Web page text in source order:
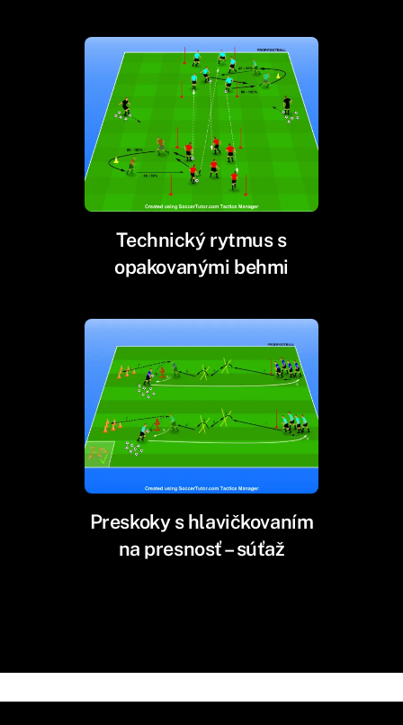
Technický rytmus s
opakovanými behmi
Preskoky s hlavičkovaním
na presnosť – súťaž